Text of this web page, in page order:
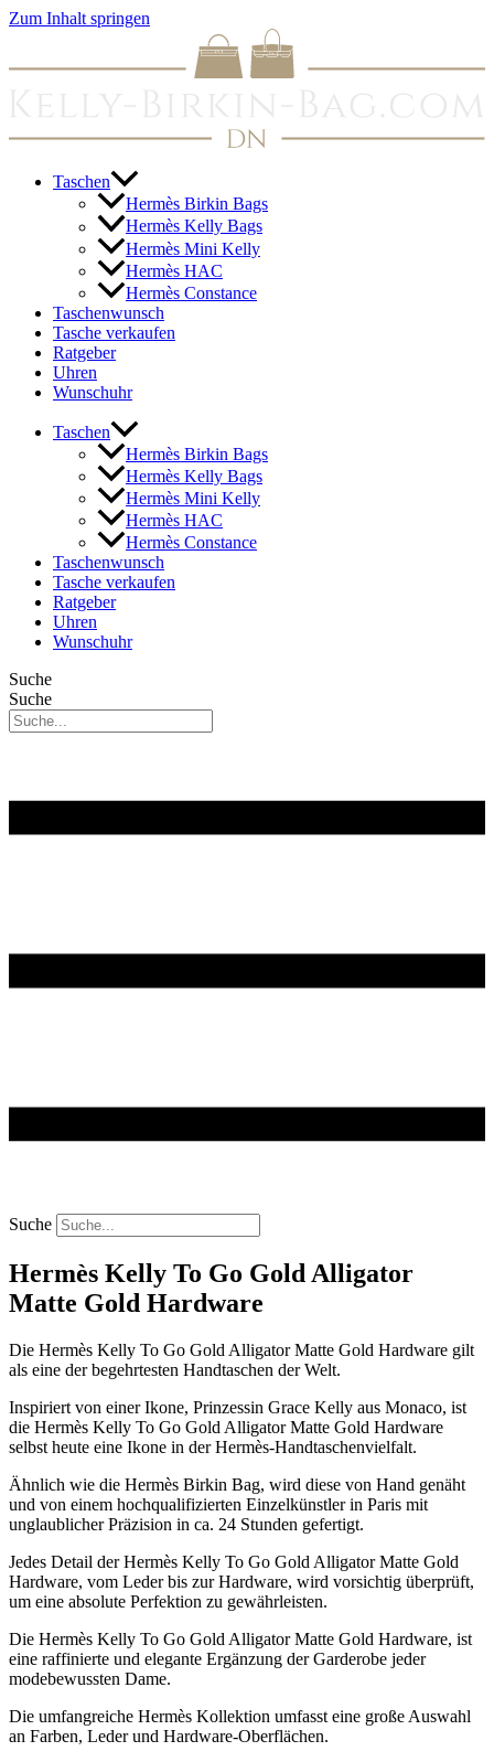
Zum Inhalt springen
Taschen
Hermès Birkin Bags
Hermès Kelly Bags
Hermès Mini Kelly
Hermès HAC
Hermès Constance
Taschenwunsch
Tasche verkaufen
Ratgeber
Uhren
Wunschuhr
Taschen
Hermès Birkin Bags
Hermès Kelly Bags
Hermès Mini Kelly
Hermès HAC
Hermès Constance
Taschenwunsch
Tasche verkaufen
Ratgeber
Uhren
Wunschuhr
Suche
Suche
Suche
Hermès Kelly To Go Gold Alligator
Matte Gold Hardware
Die Hermès Kelly To Go Gold Alligator Matte Gold Hardware gilt
als eine der begehrtesten Handtaschen der Welt.
Inspiriert von einer Ikone, Prinzessin Grace Kelly aus Monaco, ist
die Hermès Kelly To Go Gold Alligator Matte Gold Hardware
selbst heute eine Ikone in der Hermès-Handtaschenvielfalt.
Ähnlich wie die Hermès Birkin Bag, wird diese von Hand genäht
und von einem hochqualifizierten Einzelkünstler in Paris mit
unglaublicher Präzision in ca. 24 Stunden gefertigt.
Jedes Detail der Hermès Kelly To Go Gold Alligator Matte Gold
Hardware, vom Leder bis zur Hardware, wird vorsichtig überprüft,
um eine absolute Perfektion zu gewährleisten.
Die Hermès Kelly To Go Gold Alligator Matte Gold Hardware, ist
eine raffinierte und elegante Ergänzung der Garderobe jeder
modebewussten Dame.
Die umfangreiche Hermès Kollektion umfasst eine große Auswahl
an Farben, Leder und Hardware-Oberflächen.